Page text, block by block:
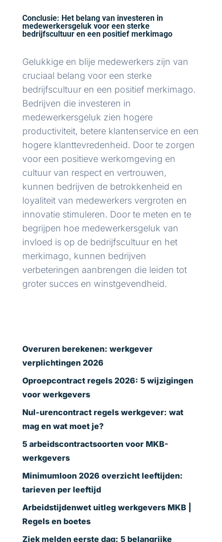
Conclusie: Het belang van investeren in
medewerkersgeluk voor een sterke
bedrijfscultuur en een positief merkimago
Gelukkige en blije medewerkers zijn van
cruciaal belang voor een sterke
bedrijfscultuur en een positief merkimago.
Bedrijven die investeren in
medewerkersgeluk zien hogere
productiviteit, betere klantenservice en een
hogere klanttevredenheid. Door te zorgen
voor een positieve werkomgeving en
cultuur van respect en vertrouwen,
kunnen bedrijven de betrokkenheid en
loyaliteit van medewerkers vergroten en
innovatie stimuleren. Door te meten en te
begrijpen hoe medewerkersgeluk van
invloed is op de bedrijfscultuur en het
merkimago, kunnen bedrijven
verbeteringen aanbrengen die leiden tot
groter succes en winstgevendheid.
Overuren berekenen: werkgever
verplichtingen 2026
Oproepcontract regels 2026: 5 wijzigingen
voor werkgevers
Nul-urencontract regels werkgever: wat
mag en wat moet je?
5 arbeidscontractsoorten voor MKB-
werkgevers
Minimumloon 2026 overzicht leeftijden:
tarieven per leeftijd
Arbeidstijdenwet uitleg werkgevers MKB |
Regels en boetes
Ziek melden eerste dag: 5 belangrijke